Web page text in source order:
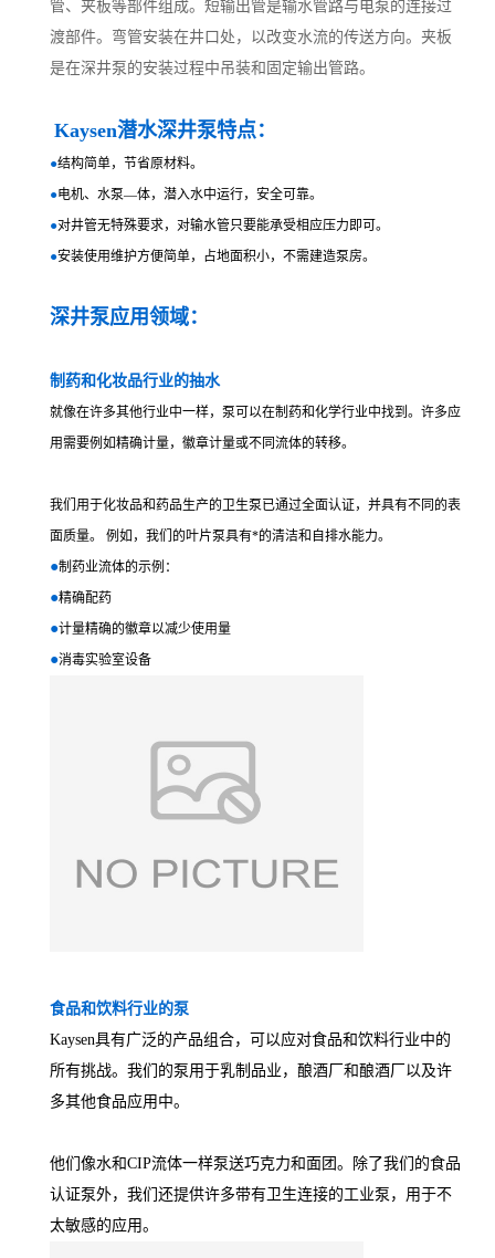
管、夹板等部件组成。短输出管是输水管路与电泵的连接过
渡部件。弯管安装在井口处，以改变水流的传送方向。夹板
是在深井泵的安装过程中吊装和固定输出管路。
Kaysen潜水深井泵特点：
●结构简单，节省原材料。
●电机、水泵—体，潜入水中运行，安全可靠。
●对井管无特殊要求，对输水管只要能承受相应压力即可。
●安装使用维护方便简单，占地面积小，不需建造泵房。
深井泵应用领域：
制药和化妆品行业的抽水
就像在许多其他行业中一样，泵可以在制药和化学行业中找到。许多应
用需要例如精确计量，徽章计量或不同流体的转移。
我们用于化妆品和药品生产的卫生泵已通过全面认证，并具有不同的表
面质量。 例如，我们的叶片泵具有*的清洁和自排水能力。
●制药业流体的示例：
●精确配药
●计量精确的徽章以减少使用量
●消毒实验室设备
食品和饮料行业的泵
Kaysen具有广泛的产品组合，可以应对食品和饮料行业中的
所有挑战。我们的泵用于乳制品业，酿酒厂和酿酒厂以及许
多其他食品应用中。
他们像水和CIP流体一样泵送巧克力和面团。除了我们的食品
认证泵外，我们还提供许多带有卫生连接的工业泵，用于不
太敏感的应用。